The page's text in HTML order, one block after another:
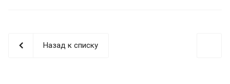
Назад к списку